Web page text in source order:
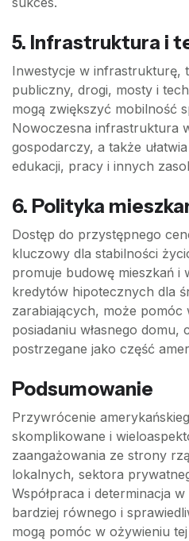
5. Infrastruktura i
Inwestycje w infrastrukturę,
publiczny, drogi, mosty i
mogą zwiększyć mobilność
Nowoczesna infrastruktura
gospodarczy, a także
edukacji, pracy i innych
6. Polityka
Dostęp do przystępnego
kluczowy dla stabilności
promuje budowę mieszkań i
kredytów hipotecznych dla
zarabiających, może pomóc
posiadaniu własnego domu,
postrzegane jako część
Podsumowanie
Przywrócenie
skomplikowane i
zaangażowania ze strony
lokalnych, sektora
Współpraca i determinacja
bardziej równego i
mogą pomóc w ożywieniu